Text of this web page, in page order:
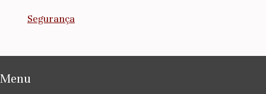
Segurança
Menu